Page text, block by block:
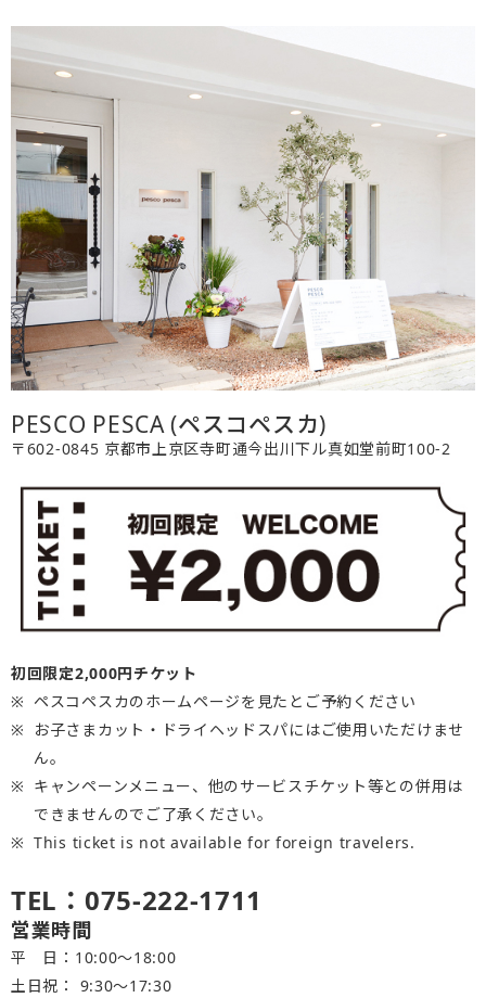
PESCO PESCA (ペスコペスカ)
〒602-0845 京都市上京区寺町通今出川下ル真如堂前町100-2
初回限定2,000円チケット
ペスコペスカのホームページを見たとご予約ください
お子さまカット・ドライヘッドスパにはご使用いただけませ
ん。
キャンペーンメニュー、他のサービスチケット等との併用は
できませんのでご了承ください。
This ticket is not available for foreign travelers.
TEL：075-222-1711
営業時間
平 日：10:00～18:00
土日祝： 9:30〜17:30